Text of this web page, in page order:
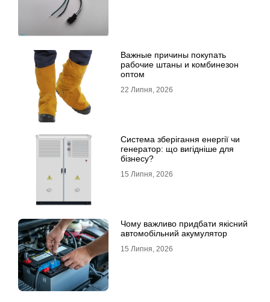
Важные причины покупать
рабочие штаны и комбинезон
оптом
22 Липня, 2026
Система зберігання енергії чи
генератор: що вигідніше для
бізнесу?
15 Липня, 2026
Чому важливо придбати якісний
автомобільний акумулятор
15 Липня, 2026